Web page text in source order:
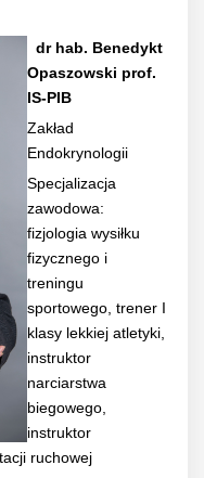
dr hab. Benedykt
Opaszowski prof.
IS-PIB
Zakład
Endokrynologii
Specjalizacja
zawodowa:
fizjologia wysiłku
fizycznego i
treningu
sportowego, trener I
klasy lekkiej atletyki,
instruktor
narciarstwa
biegowego,
instruktor
ruchowej